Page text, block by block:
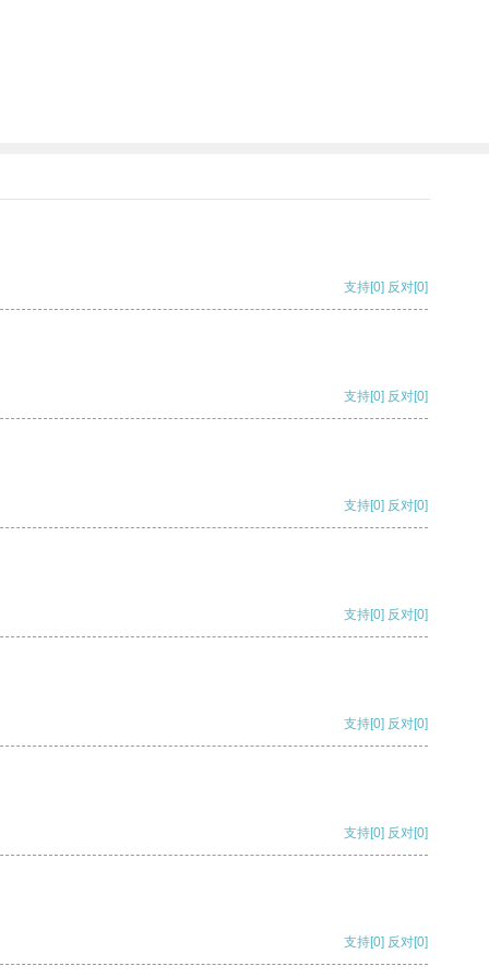
支持[0] 反对[0]
支持[0] 反对[0]
支持[0] 反对[0]
支持[0] 反对[0]
支持[0] 反对[0]
支持[0] 反对[0]
支持[0] 反对[0]